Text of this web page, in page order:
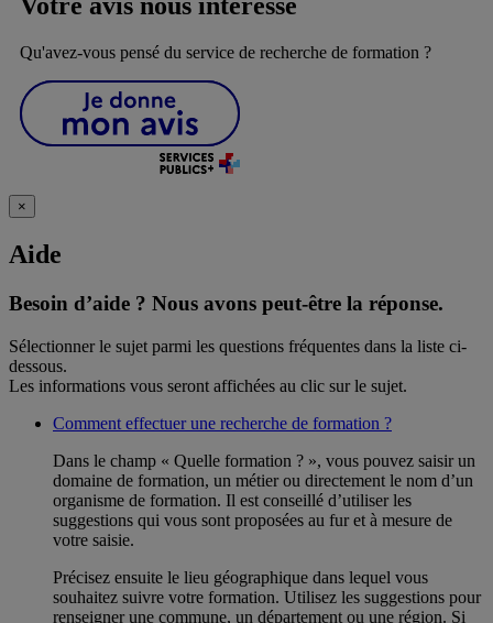
Qu'avez-vous pensé du service de recherche de formation ?
×
Aide
Besoin d’aide ? Nous avons peut-être la réponse.
Sélectionner le sujet parmi les questions fréquentes dans la liste ci-
dessous.
Les informations vous seront affichées au clic sur le sujet.
Comment effectuer une recherche de formation ?
Dans le champ « Quelle formation ? », vous pouvez saisir un
domaine de formation, un métier ou directement le nom d’un
organisme de formation. Il est conseillé d’utiliser les
suggestions qui vous sont proposées au fur et à mesure de
votre saisie.
Précisez ensuite le lieu géographique dans lequel vous
souhaitez suivre votre formation. Utilisez les suggestions pour
renseigner une commune, un département ou une région. Si